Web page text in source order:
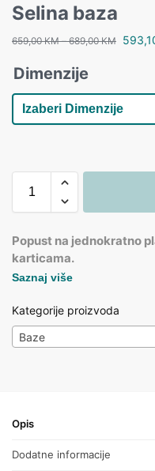
Selina baza
659,00KM – 689,00KM
Dimenzije
Popust na jednokratno
karticama.
Saznaj više
Kategorije proizvoda
Baze
Opis
Dodatne informacije